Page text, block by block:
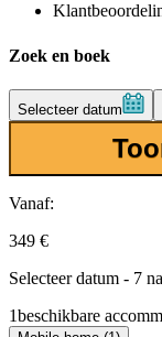
Zoek en boek
Selecteer datum
Vanaf:
349 €
Selecteer datum - 7
1beschikbare